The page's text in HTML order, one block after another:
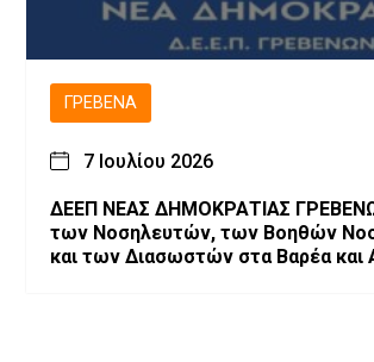
ΓΡΕΒΕΝΆ
7 Ιουλίου 2026
ΔΕΕΠ ΝΕΑΣ ΔΗΜΟΚΡΑΤΙΑΣ
των Νοσηλευτών, των Βοηθών
και των Διασωστών στα Βαρέα και